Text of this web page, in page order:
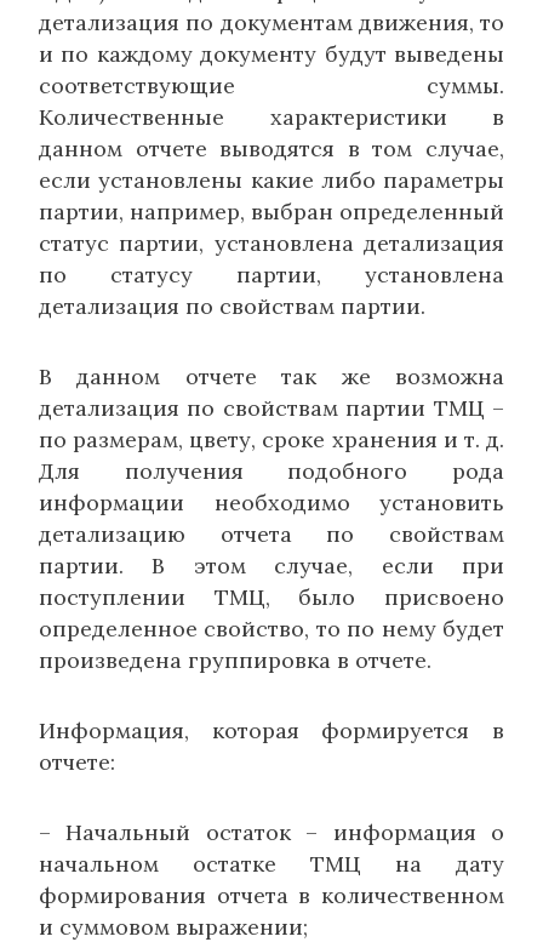
детализация по документам движения, то
и по каждому документу будут выведены
соответствующие суммы.
Количественные характеристики в
данном отчете выводятся в том случае,
если установлены какие либо параметры
партии, например, выбран определенный
статус партии, установлена детализация
по статусу партии, установлена
детализация по свойствам партии.
В данном отчете так же возможна
детализация по свойствам партии ТМЦ –
по размерам, цвету, сроке хранения и т. д.
Для получения подобного рода
информации необходимо установить
детализацию отчета по свойствам
партии. В этом случае, если при
поступлении ТМЦ, было присвоено
определенное свойство, то по нему будет
произведена группировка в отчете.
Информация, которая формируется в
отчете:
– Начальный остаток – информация о
начальном остатке ТМЦ на дату
формирования отчета в количественном
и суммовом выражении;